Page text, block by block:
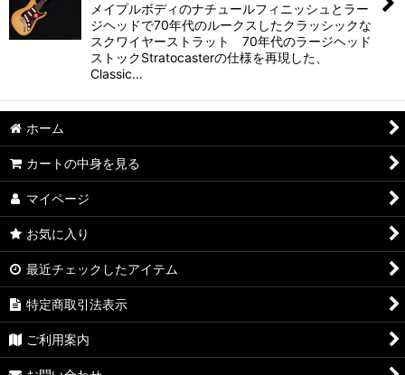
メイプルボディのナチュールフィニッシュとラー
ジヘッドで70年代のルークスしたクラッシックな
スクワイヤーストラット 70年代のラージヘッド
ストックStratocasterの仕様を再現した、
Classic…
ホーム
カートの中身を見る
マイページ
お気に入り
最近チェックしたアイテム
特定商取引法表示
ご利用案内